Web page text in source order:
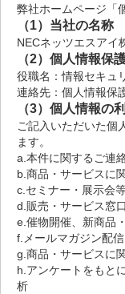
弊社ホームページ「
（1）当社の名称
NECネッツエスアイ
（2）個人情報保
役職名：情報セキュ
連絡先：個人情報保
（3）個人情報の
ご記入いただいた個
ます。
a.本件に関するご連
b.商品・サービスに
c.セミナー・展示会
d.販売・サービス窓
e.催物開催、新商品
f.メールマガジン配
g.商品・サービスに
h.アンケートをもと
析